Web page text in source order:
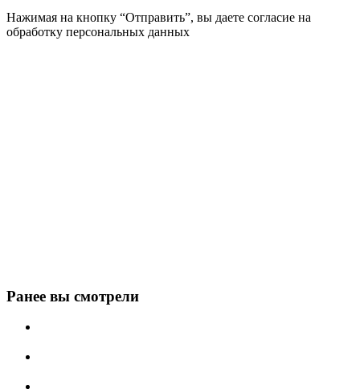
Нажимая на кнопку “Отправить”, вы даете согласие на
обработку персональных данных
Ранее вы смотрели